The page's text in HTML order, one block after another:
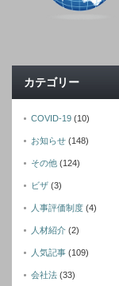
カテゴリー
COVID-19 (10)
お知らせ (148)
その他 (124)
ビザ (3)
人事評価制度 (4)
人材紹介 (2)
人気記事 (109)
会社法 (33)